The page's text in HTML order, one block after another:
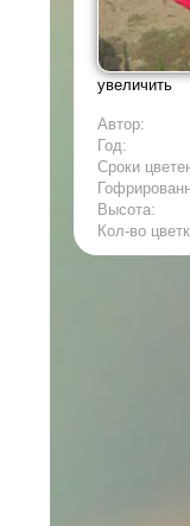
увеличить
Автор:
Год:
Сроки
Высота:
Кол-во